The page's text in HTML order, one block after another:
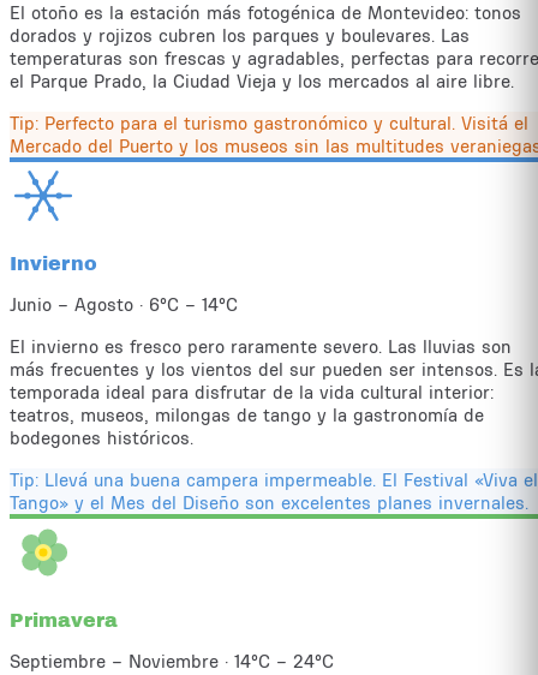
El otoño es la estación más fotogénica de Montevideo: tonos
dorados y rojizos cubren los parques y boulevares. Las
temperaturas son frescas y agradables, perfectas para
el Parque Prado, la Ciudad Vieja y los mercados al aire libre.
Tip: Perfecto para el turismo gastronómico y cultural. Visitá el
Mercado del Puerto y los museos sin las multitudes
Invierno
Junio – Agosto · 6°C – 14°C
El invierno es fresco pero raramente severo. Las lluvias son
más frecuentes y los vientos del sur pueden ser intensos. Es
temporada ideal para disfrutar de la vida cultural interior:
teatros, museos, milongas de tango y la gastronomía de
bodegones históricos.
Tip: Llevá una buena campera impermeable. El Festival «Viva el
Tango» y el Mes del Diseño son excelentes planes invernales.
Primavera
Septiembre – Noviembre · 14°C – 24°C